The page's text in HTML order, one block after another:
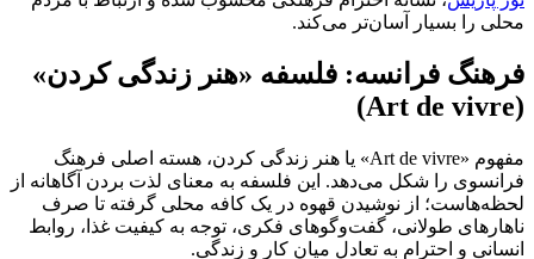
محلی را بسیار آسان‌تر می‌کند.
فرهنگ فرانسه: فلسفه «هنر زندگی کردن»
(Art de vivre)
مفهوم «Art de vivre» یا هنر زندگی کردن، هسته اصلی فرهنگ
فرانسوی را شکل می‌دهد. این فلسفه به معنای لذت بردن آگاهانه از
لحظه‌هاست؛ از نوشیدن قهوه در یک کافه محلی گرفته تا صرف
ناهارهای طولانی، گفت‌وگوهای فکری، توجه به کیفیت غذا، روابط
انسانی و احترام به تعادل میان کار و زندگی.